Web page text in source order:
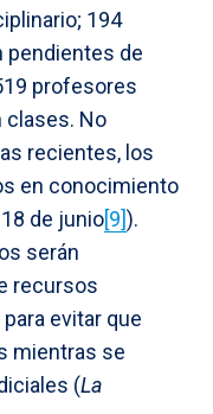
194
pendientes de
profesores
clases. No
recientes, los
en conocimiento
18 de junio[9]).
serán
recursos
evitar que
mientras se
(La